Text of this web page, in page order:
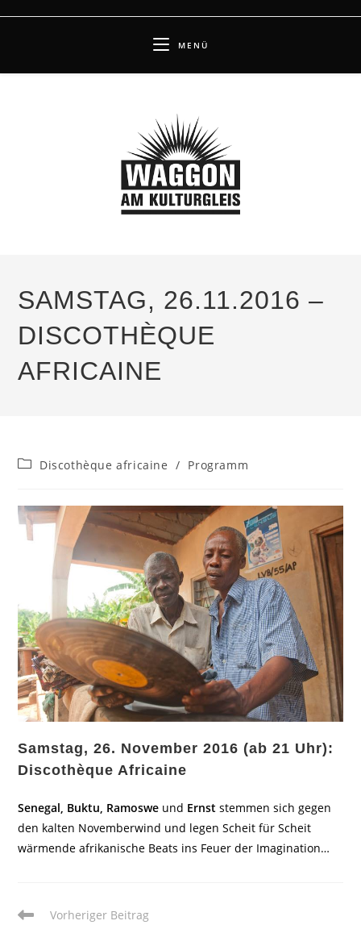
MENÜ
SAMSTAG, 26.11.2016 –
DISCOTHÈQUE
AFRICAINE
Beitrags-
Discothèque africaine / Programm
Samstag, 26. November 2016 (ab 21 Uhr):
Discothèque Africaine
Senegal, Buktu, Ramoswe und Ernst stemmen sich gegen
den kalten Novemberwind und legen Scheit für Scheit
wärmende afrikanische Beats ins Feuer der Imagination…
WeitereVorheriger Beitrag